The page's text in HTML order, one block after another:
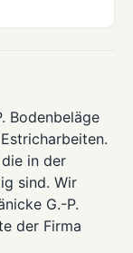
Bodenbeläge
in der
sind. Wir
G.-P.
der Firma